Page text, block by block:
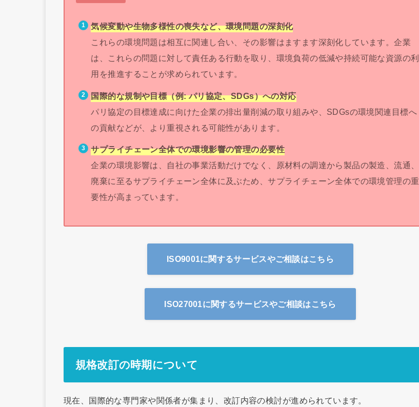
気候変動や生物多様性の喪失など、環境問題の深刻化
これらの環境問題は相互に関連し合い、その影響はますます深刻化しています。企業
は、これらの問題に対して責任ある行動を取り、環境負荷の低減や持続可能な資源の利
用を推進することが求められています。
国際的な規制や目標（例: パリ協定、SDGs）への対応
パリ協定の目標達成に向けた企業の排出量削減の取り組みや、SDGsの環境関連目標へ
の貢献などが、より重視される可能性があります。
サプライチェーン全体での環境影響の管理の必要性
企業の環境影響は、自社の事業活動だけでなく、原材料の調達から製品の製造、流通、
廃棄に至るサプライチェーン全体に及ぶため、サプライチェーン全体での環境管理の重
要性が高まっています。
ISO9001に関するサービスやご相談はこちら
ISO27001に関するサービスやご相談はこちら
規格改訂の時期について
現在、国際的な専門家や関係者が集まり、改訂内容の検討が進められています。